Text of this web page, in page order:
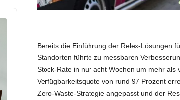
Bereits die Einführung der Relex-Lösungen
Standorten führte zu messbaren
Stock-Rate in nur acht Wochen um mehr als
Verfügbarkeitsquote von rund 97 Prozent
Zero-Waste-Strategie angepasst und der